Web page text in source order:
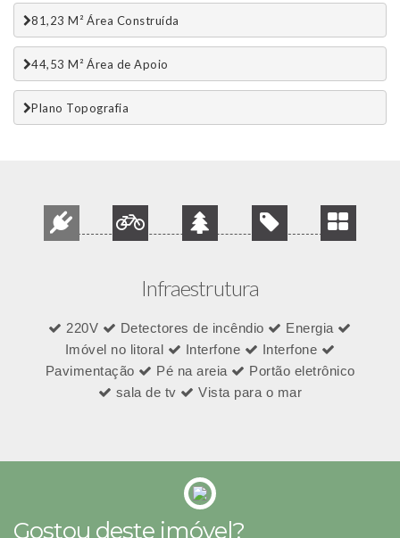
81,23 M² Área Construída
44,53 M² Área de Apoio
Plano Topografia
Infraestrutura
220V Detectores de incêndio
Energia
Imóvel no litoral
Interfone
Interfone
Pavimentação
Pé na areia
Portão eletrônico
sala de tv
Vista para o mar
Gostou deste imóvel?